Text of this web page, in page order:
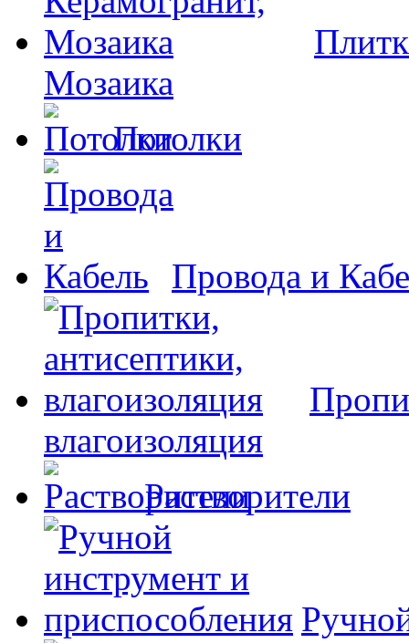
Мозаика
Потолки
Провода и
влагоизоляция
Растворители